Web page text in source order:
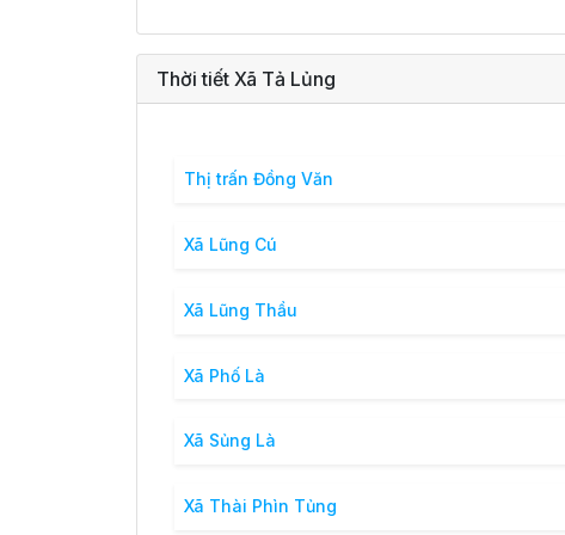
Thời tiết Xã Tả Lủng
Thị trấn Đồng Văn
Xã Lũng Cú
Xã Lũng Thầu
Xã Phố Là
Xã Sủng Là
Xã Thài Phìn Tủng